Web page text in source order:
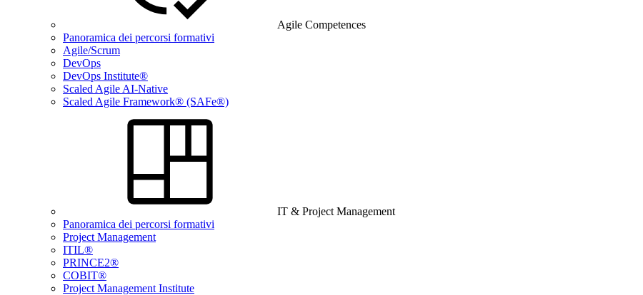
Agile Competences
Panoramica dei percorsi formativi
Agile/Scrum
DevOps
DevOps Institute®
Scaled Agile AI-Native
Scaled Agile Framework® (SAFe®)
IT & Project Management
Panoramica dei percorsi formativi
Project Management
ITIL®
PRINCE2®
COBIT®
Project Management Institute